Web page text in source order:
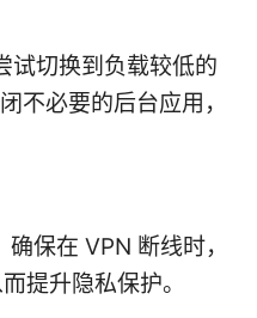
试切换到负载较低的
不必要的后台应用，
保在 VPN 断线时，
提升隐私保护。